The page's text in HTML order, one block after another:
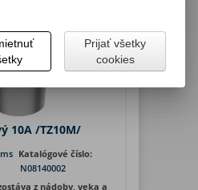
10A /TZ10M/
Katalógové číslo:
N08140002
z nádoby, veka a
Prijať všetky
cookies